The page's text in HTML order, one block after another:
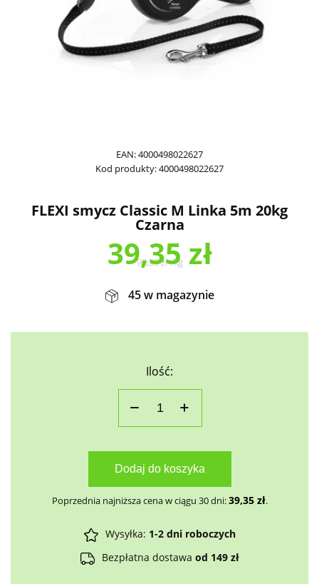
EAN:4000498022627
Kod produkty:4000498022627
FLEXI smycz Classic M Linka 5m 20kg
Czarna
39,35zł
98,38zł /kg
45 w magazynie
Ilość:
Dodaj do koszyka
Poprzednia najniższa cena w ciągu 30 dni:39,35 zł.
Wysyłka: 1-2 dni roboczych
Bezpłatna dostawa od 149 zł